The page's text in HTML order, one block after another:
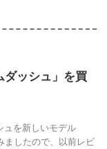
ダッシュ」を買
ュを新しいモデル
ましたので、以前レビ